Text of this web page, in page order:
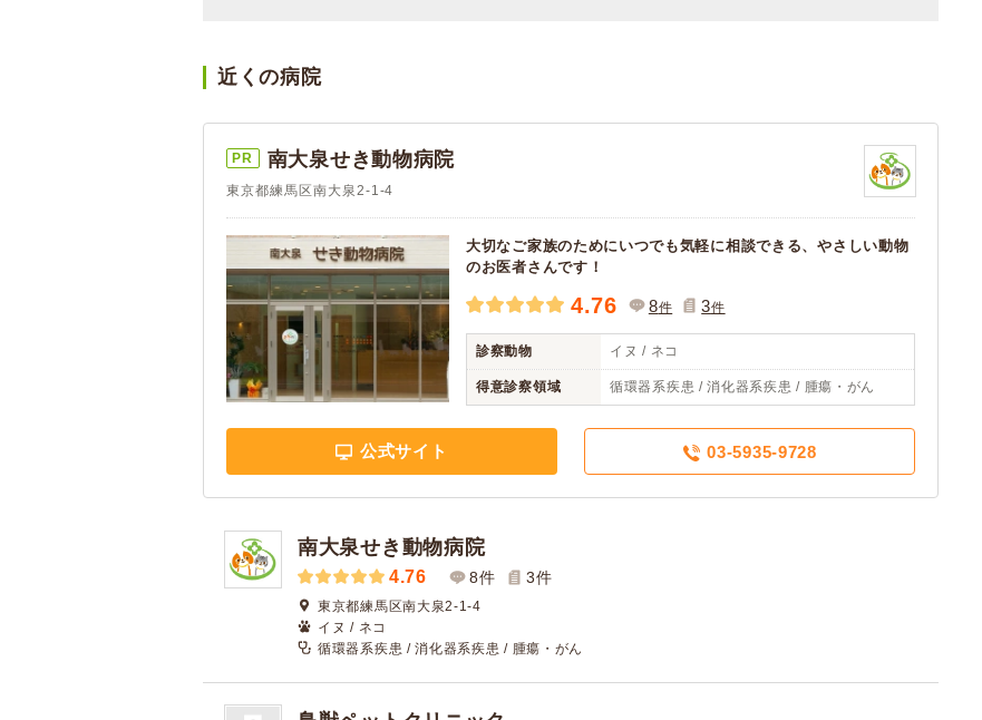
近くの病院
PR 南大泉せき動物病院
東京都練馬区南大泉2-1-4
大切なご家族のためにいつでも気軽に相談できる、やさしい動物
のお医者さんです！
4.76 8件 3件
診察動物 イヌ / ネコ
得意診察領域 循環器系疾患 / 消化器系疾患 / 腫瘍・がん
公式サイト 03-5935-9728
南大泉せき動物病院
4.76 8件 3件
東京都練馬区南大泉2-1-4
イヌ / ネコ
循環器系疾患 / 消化器系疾患 / 腫瘍・がん